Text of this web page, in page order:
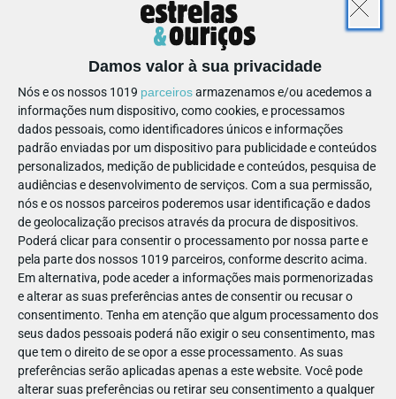
Damos valor à sua privacidade
Nós e os nossos 1019 parceirosarmazenamos e/ou acedemos a
informações num dispositivo, como cookies, e processamos
dados pessoais, como identificadores únicos e informações
padrão enviadas por um dispositivo para publicidade e conteúdos
personalizados, medição de publicidade e conteúdos, pesquisa de
audiências e desenvolvimento de serviços. Com a sua permissão,
nós e os nossos parceiros poderemos usar identificação e dados
de geolocalização precisos através da procura de dispositivos.
Poderá clicar para consentir o processamento por nossa parte e
pela parte dos nossos 1019 parceiros, conforme descrito acima.
Em alternativa, pode aceder a informações mais pormenorizadas
e alterar as suas preferências antes de consentir ou recusar o
consentimento. Tenha em atenção que algum processamento dos
seus dados pessoais poderá não exigir o seu consentimento, mas
que tem o direito de se opor a esse processamento. As suas
preferências serão aplicadas apenas a este website. Você pode
alterar suas preferências ou retirar seu consentimento a qualquer
VER CINEMA
A Casa das Bonecas de Gabby
3 anos
PARTILHAR ESTE ARTIGO